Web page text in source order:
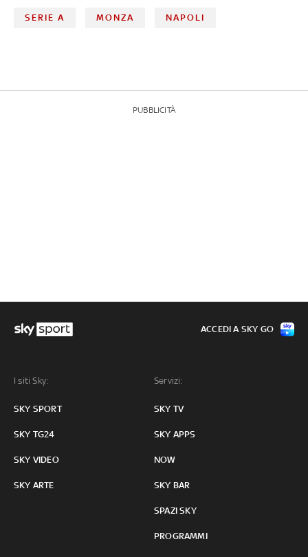
SERIE A MONZA NAPOLI
PUBBLICITÀ
I siti Sky:
SKY SPORT
SKY TG24
SKY VIDEO
SKY ARTE
Servizi:
SKY TV
SKY APPS
NOW
SKY BAR
SPAZI SKY
PROGRAMMI
ACCEDI A SKY GO